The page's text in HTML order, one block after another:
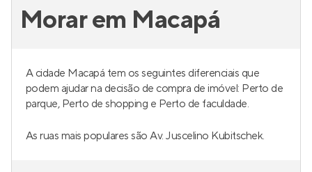
Morar em Macapá
A cidade Macapá tem os seguintes diferenciais que
podem ajudar na decisão de compra de imóvel: Perto de
parque, Perto de shopping e Perto de faculdade.
As ruas mais populares são Av. Juscelino Kubitschek.